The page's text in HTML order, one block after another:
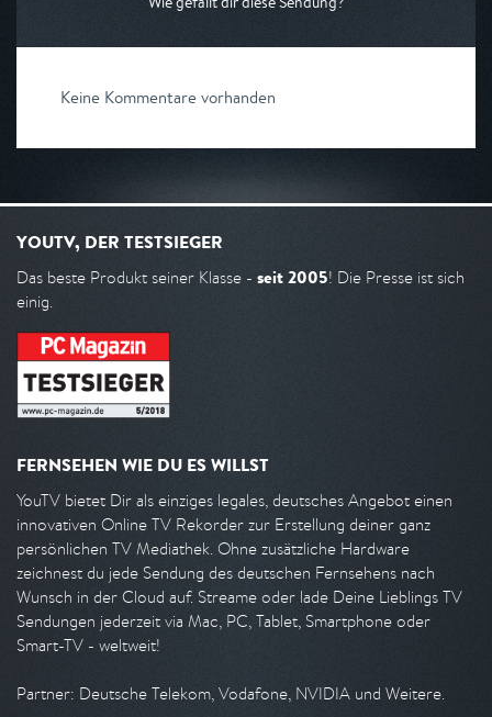
Keine Kommentare vorhanden
YOUTV, DER TESTSIEGER
Das beste Produkt seiner Klasse - seit 2005! Die Presse ist sich
einig.
FERNSEHEN WIE DU ES WILLST
YouTV bietet Dir als einziges legales, deutsches Angebot einen
innovativen Online TV Rekorder zur Erstellung deiner ganz
persönlichen TV Mediathek. Ohne zusätzliche Hardware
zeichnest du jede Sendung des deutschen Fernsehens nach
Wunsch in der Cloud auf. Streame oder lade Deine Lieblings TV
Sendungen jederzeit via Mac, PC, Tablet, Smartphone oder
Smart-TV - weltweit!
Partner: Deutsche Telekom, Vodafone, NVIDIA und Weitere.